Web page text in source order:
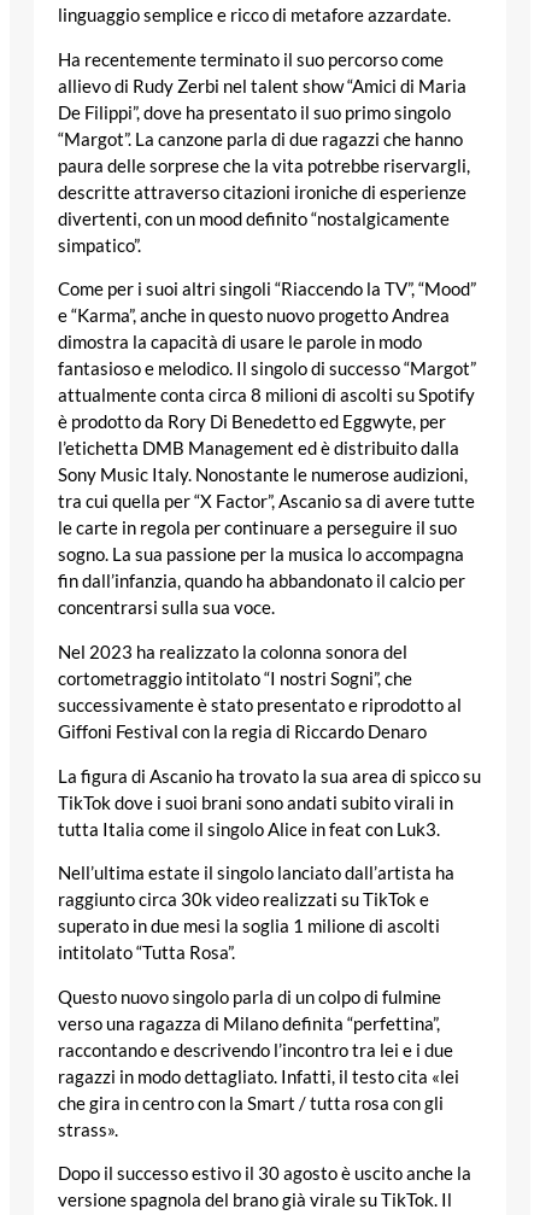
linguaggio semplice e ricco di metafore azzardate.
Ha recentemente terminato il suo percorso come
allievo di Rudy Zerbi nel talent show “Amici di Maria
De Filippi”, dove ha presentato il suo primo singolo
“Margot”. La canzone parla di due ragazzi che hanno
paura delle sorprese che la vita potrebbe riservargli,
descritte attraverso citazioni ironiche di esperienze
divertenti, con un mood definito “nostalgicamente
simpatico”.
Come per i suoi altri singoli “Riaccendo la TV”, “Mood”
e “Karma”, anche in questo nuovo progetto Andrea
dimostra la capacità di usare le parole in modo
fantasioso e melodico. Il singolo di successo “Margot”
attualmente conta circa 8 milioni di ascolti su Spotify
è prodotto da Rory Di Benedetto ed Eggwyte, per
l’etichetta DMB Management ed è distribuito dalla
Sony Music Italy. Nonostante le numerose audizioni,
tra cui quella per “X Factor”, Ascanio sa di avere tutte
le carte in regola per continuare a perseguire il suo
sogno. La sua passione per la musica lo accompagna
fin dall’infanzia, quando ha abbandonato il calcio per
concentrarsi sulla sua voce.
Nel 2023 ha realizzato la colonna sonora del
cortometraggio intitolato “I nostri Sogni”, che
successivamente è stato presentato e riprodotto al
Giffoni Festival con la regia di Riccardo Denaro
La figura di Ascanio ha trovato la sua area di spicco su
TikTok dove i suoi brani sono andati subito virali in
tutta Italia come il singolo Alice in feat con Luk3.
Nell’ultima estate il singolo lanciato dall’artista ha
raggiunto circa 30k video realizzati su TikTok e
superato in due mesi la soglia 1 milione di ascolti
intitolato “Tutta Rosa”.
Questo nuovo singolo parla di un colpo di fulmine
verso una ragazza di Milano definita “perfettina”,
raccontando e descrivendo l’incontro tra lei e i due
ragazzi in modo dettagliato. Infatti, il testo cita «lei
che gira in centro con la Smart / tutta rosa con gli
strass».
Dopo il successo estivo il 30 agosto è uscito anche la
versione spagnola del brano già virale su TikTok. Il